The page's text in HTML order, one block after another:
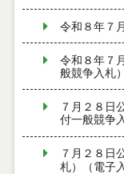
令和８年７
令和８年７
般競争入札）
７月２８日
付一般競争
７月２８日
札）（電子